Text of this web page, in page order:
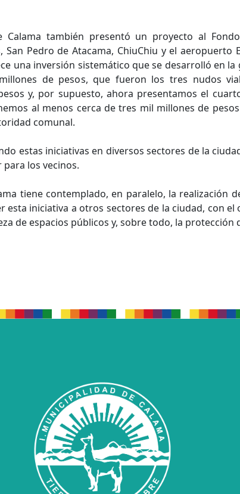
también presentó un proyecto al
Pedro de Atacama, ChiuChiu y el aeropuerto
una inversión sistemático que se desarrolló en la
de pesos, que fueron los tres nudos
y, por supuesto, ahora presentamos el
al menos cerca de tres mil millones de
comunal.
estas iniciativas en diversos sectores de la
los vecinos.
tiene contemplado, en paralelo, la realización
esta iniciativa a otros sectores de la ciudad, con
de espacios públicos y, sobre todo, la protección